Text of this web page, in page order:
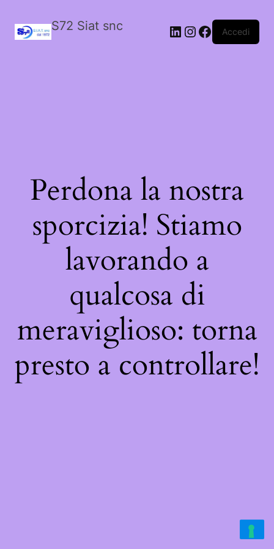
S72 Siat snc LinkedIn
Instagram
Facebook
Accedi
Perdona la nostra
sporcizia! Stiamo
lavorando a
qualcosa di
meraviglioso: torna
presto a controllare!